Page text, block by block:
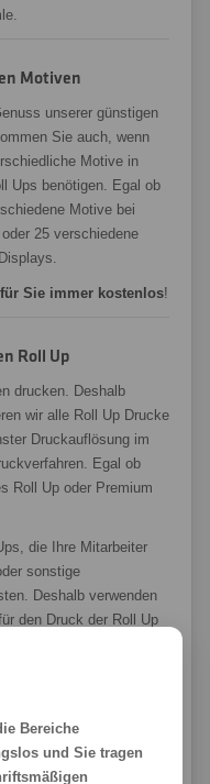
Motiven
unserer günstigen
Sie auch, wenn
Motive in
Ups benötigen. Egal ob
Motive bei
25 verschiedene
für Sie immer kostenlos!
Roll Up
drucken. Deshalb
wir alle Roll Up Drucke
Druckauflösung im
Egal ob
Roll Up oder Premium
die Ihre Mitarbeiter
sonstige
Deshalb verwenden
den Druck der Roll Up
Bereiche
und Sie tragen